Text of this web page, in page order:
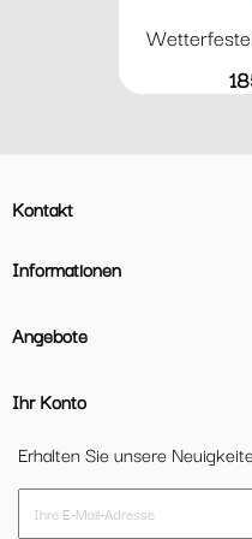
Kontakt
Informationen
Angebote
Ihr Konto
Erhalten Sie unsere